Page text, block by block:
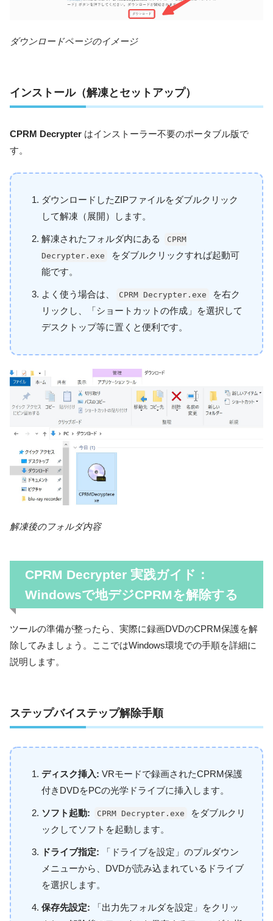
ダウンロードページのイメージ
インストール（解凍とセットアップ）
CPRM Decrypter はインストーラー不要のポータブル版で
す。
ダウンロードしたZIPファイルをダブルクリック
して解凍（展開）します。
解凍されたフォルダ内にある
CPRM
Decrypter.exe
をダブルクリックすれば起動可
能です。
よく使う場合は、 CPRM Decrypter.exe
を右ク
リックし、「ショートカットの作成」を選択して
デスクトップ等に置くと便利です。
解凍後のフォルダ内容
CPRM Decrypter実践ガイド：
Windowsで地デジCPRMを解除する
ツールの準備が整ったら、実際に録画DVDのCPRM保護を解
除してみましょう。ここではWindows環境での手順を詳細に
説明します。
ステップバイステップ解除手順
ディスク挿入: VRモードで録画されたCPRM保護
付きDVDをPCの光学ドライブに挿入します。
ソフト起動: CPRM Decrypter.exe
をダブルクリ
ックしてソフトを起動します。
ドライブ指定: 「ドライブを設定」のプルダウン
メニューから、DVDが読み込まれているドライブ
を選択します。
保存先設定: 「出力先フォルダを設定」をクリッ